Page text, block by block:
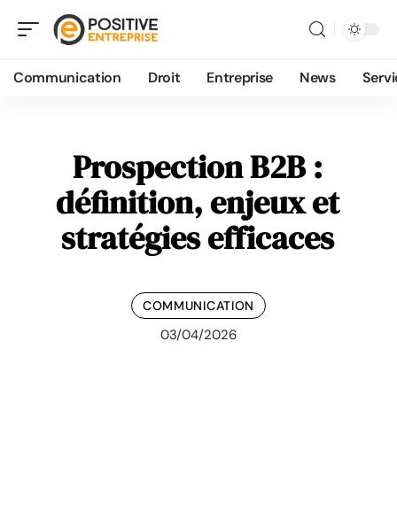
Communication Droit Entreprise News
Prospection B2B :
définition, enjeux et
stratégies efficaces
COMMUNICATION
03/04/2026